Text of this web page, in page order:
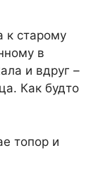
к старому
в
и вдруг –
Как будто
топор и